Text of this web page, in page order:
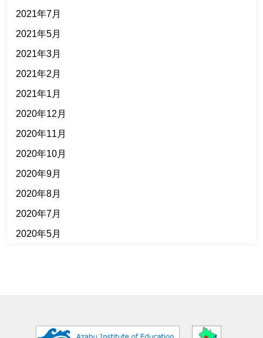
2021年7月
2021年5月
2021年3月
2021年2月
2021年1月
2020年12月
2020年11月
2020年10月
2020年9月
2020年8月
2020年7月
2020年5月